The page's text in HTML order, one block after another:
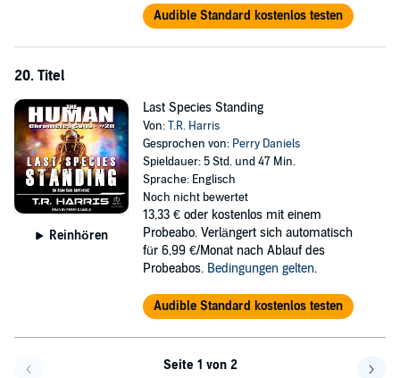
Audible Standard kostenlos testen
20. Titel
Reinhören
Last Species Standing
Von:T.R. Harris
Gesprochen von: Perry Daniels
Spieldauer: 5 Std. und 47 Min.
Sprache: Englisch
Noch nicht bewertet
13,33 € oder kostenlos mit einem
Probeabo. Verlängert sich automatisch
für 6,99 €/Monat nach Ablauf des
Probeabos. Bedingungen gelten.
Audible Standard kostenlos testen
Seite 1 von 2